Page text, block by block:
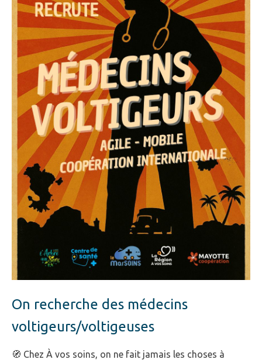
On recherche des médecins
voltigeurs/voltigeuses
🧭 Chez À vos soins, on ne fait jamais les choses à